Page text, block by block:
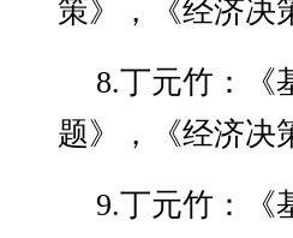
策》，《经济决
8.丁元竹：《
题》，《经济决
9.丁元竹：《